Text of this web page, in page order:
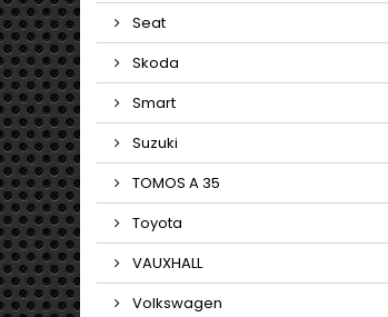
Seat
Skoda
Smart
Suzuki
TOMOS A 35
Toyota
VAUXHALL
Volkswagen